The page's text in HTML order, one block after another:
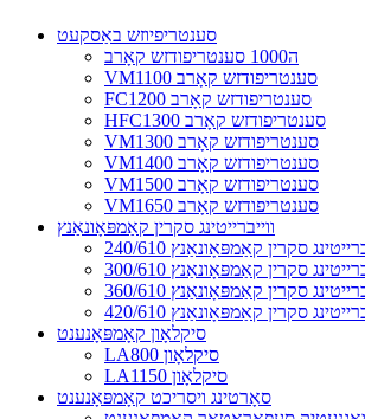
סענטריפיוזש באַסקעט
ה1000 סענטריפודזש קאָרב
VM1100 סענטריפודזש קאָרב
FC1200 סענטריפודזש קאָרב
HFC1300 סענטריפודזש קאָרב
VM1300 סענטריפודזש קאָרב
VM1400 סענטריפודזש קאָרב
VM1500 סענטריפודזש קאָרב
VM1650 סענטריפודזש קאָרב
ווייברייטינג סקרין קאַמפּאָונאַנץ
610 וויברייטינג סקרין קאַמפּאָונאַנץ
610 וויברייטינג סקרין קאַמפּאָונאַנץ
610 וויברייטינג סקרין קאַמפּאָונאַנץ
610 וויברייטינג סקרין קאַמפּאָונאַנץ
סיקלאָון קאָמפּאָנענט
LA800 סיקלאָון
LA1150 סיקלאָון
סאָרטינג ויסריכט קאָמפּאָנענט